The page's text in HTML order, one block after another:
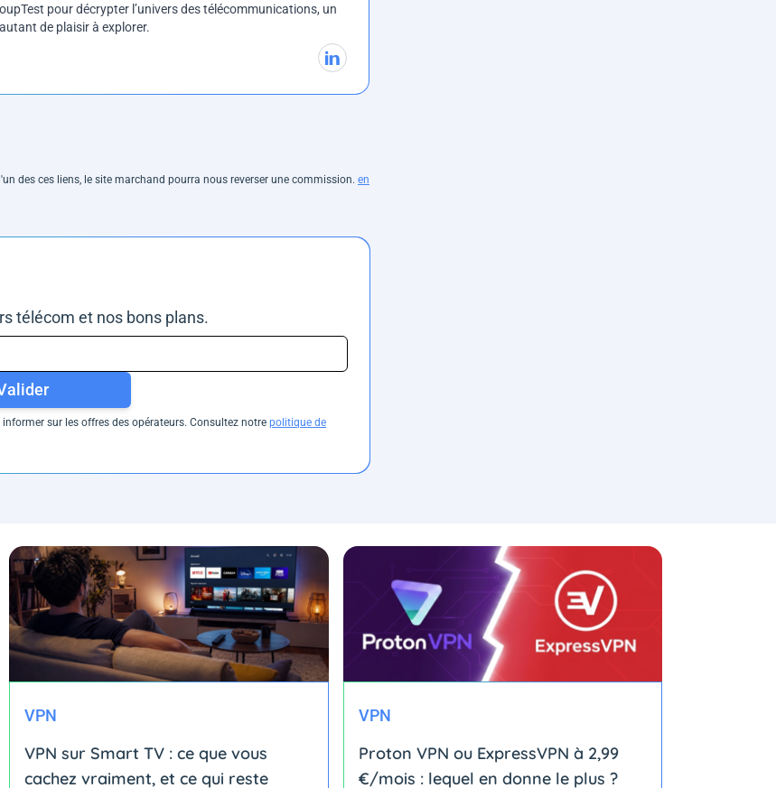
pour décrypter l’univers des télécommunications, un
de plaisir à explorer.
des ces liens, le site marchand pourra nous reverser une commission. en
télécom et nos bons plans.
sur les offres des opérateurs. Consultez notre politique de
VPN
VPN sur Smart TV : ce que vous
cachez vraiment, et ce qui reste
VPN
Proton VPN ou ExpressVPN à 2,99
€/mois : lequel en donne le plus ?